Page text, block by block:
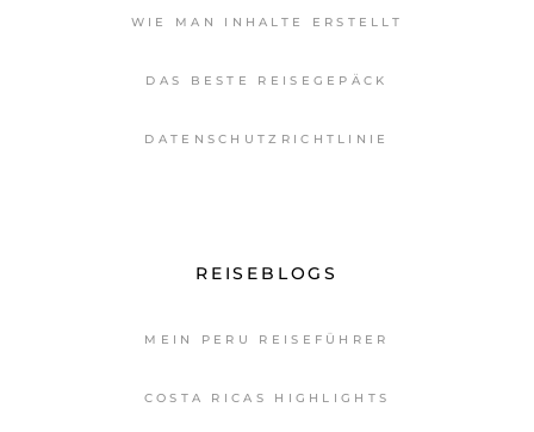
WIE MAN INHALTE ERSTELLT
DAS BESTE REISEGEPÄCK
DATENSCHUTZRICHTLINIE
REISEBLOGS
MEIN PERU REISEFÜHRER
COSTA RICAS HIGHLIGHTS